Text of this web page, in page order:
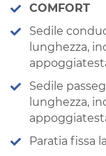
COMFORT
Sedile
lunghezza,
Sedile
lunghezza,
Paratia fissa